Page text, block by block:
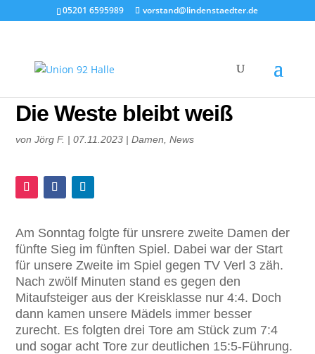
05201 6595989 vorstand@lindenstaedter.de
Die Weste bleibt weiß
vonJörg F. |07.11.2023 |Damen ,News
Am Sonntag folgte für unsrere zweite Damen der
fünfte Sieg im fünften Spiel. Dabei war der Start
für unsere Zweite im Spiel gegen TV Verl 3 zäh.
Nach zwölf Minuten stand es gegen den
Mitaufsteiger aus der Kreisklasse nur 4:4. Doch
dann kamen unsere Mädels immer besser
zurecht. Es folgten drei Tore am Stück zum 7:4
und sogar acht Tore zur deutlichen 15:5-Führung.